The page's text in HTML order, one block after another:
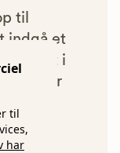
til
har
til
indgå et
vist i
der
har
vil